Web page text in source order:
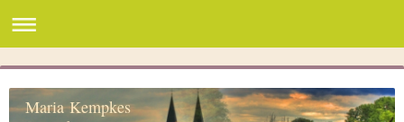
Maria Kempkes